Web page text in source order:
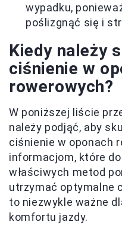
wypadku,
poślizgnąć się i
Kiedy należy
ciśnienie w
rowerowych?
W poniższej liście
należy podjąć, aby
ciśnienie w oponach
informacjom, które
właściwych metod
utrzymać optymalne
to niezwykle ważne
komfortu jazdy.